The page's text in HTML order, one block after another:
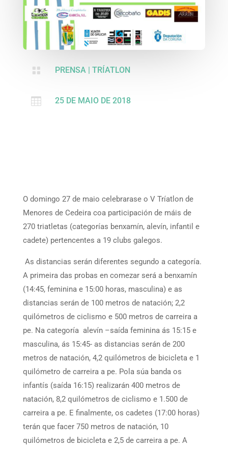
 PRENSA| TRÍATLON
 25 DE MAIO DE 2018
O domingo 27 de maio celebrarase o V Tríatlon de
Menores de Cedeira coa participación de máis de
270 triatletas (categorías benxamín, alevín, infantil e
cadete) pertencentes a 19 clubs galegos.
As distancias serán diferentes segundo a categoría.
A primeira das probas en comezar será a benxamín
(14:45, feminina e 15:00 horas, masculina) e as
distancias serán de 100 metros de natación; 2,2
quilómetros de ciclismo e 500 metros de carreira a
pe. Na categoría alevín –saída feminina ás 15:15 e
masculina, ás 15:45- as distancias serán de 200
metros de natación, 4,2 quilómetros de bicicleta e 1
quilómetro de carreira a pe. Pola súa banda os
infantís (saída 16:15) realizarán 400 metros de
natación, 8,2 quilómetros de ciclismo e 1.500 de
carreira a pe. E finalmente, os cadetes (17:00 horas)
terán que facer 750 metros de natación, 10
quilómetros de bicicleta e 2,5 de carreira a pe. A